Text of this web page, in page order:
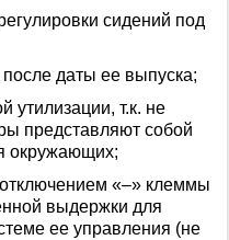
сидений под
даты ее выпуска;
утилизации, т.к. не
представляют собой
окружающих;
«–» клеммы
выдержки для
ее управления (не